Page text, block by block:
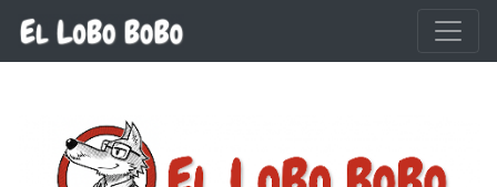
Ir al contenido principal